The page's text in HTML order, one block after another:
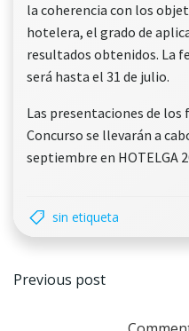
la coherencia con los
hotelera, el grado de
resultados obtenidos. La
será hasta el 31 de julio.
Las presentaciones de
Concurso se llevarán a
septiembre en HOTELGA
sin etiqueta
Previous post